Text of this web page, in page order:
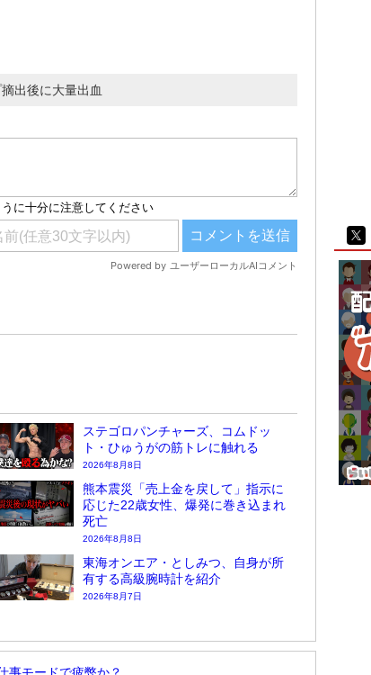
出後に大量出血
ステゴロパンチャーズ、コムドッ
ト・ひゅうがの筋トレに触れる
2026年8月8日
熊本震災「売上金を戻して」指示に
応じた22歳女性、爆発に巻き込まれ
死亡
2026年8月8日
東海オンエア・としみつ、自身が所
有する高級腕時計を紹介
2026年8月7日